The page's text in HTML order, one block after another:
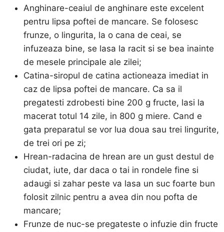
Anghinare-ceaiul de anghinare este excelent
pentru lipsa poftei de mancare. Se folosesc
frunze, o lingurita, la o cana de ceai, se
infuzeaza bine, se lasa la racit si se bea inainte
de mesele principale ale zilei;
Catina-siropul de catina actioneaza imediat in
caz de lipsa poftei de mancare. Ca sa il
pregatesti zdrobesti bine 200 g fructe, lasi la
macerat totul 14 zile, in 800 g miere. Cand e
gata preparatul se vor lua doua sau trei lingurite,
de trei ori pe zi;
Hrean-radacina de hrean are un gust destul de
ciudat, iute, dar daca o tai in rondele fine si
adaugi si zahar peste va lasa un suc foarte bun
folosit zilnic pentru a avea din nou pofta de
mancare;
Frunze de nuc-se pregateste o infuzie din fructe